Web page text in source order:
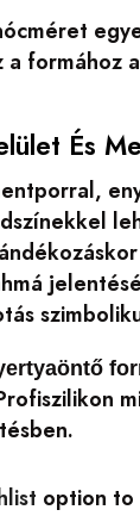
formához
És
option to